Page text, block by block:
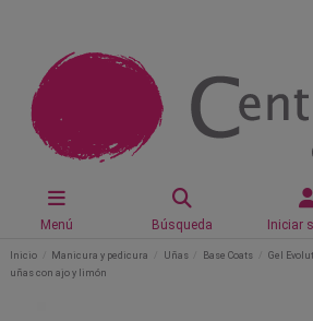
Menú Búsqueda Iniciar
Inicio Manicura y pedicura Uñas Base Coats
Gel
uñas con ajo y limón